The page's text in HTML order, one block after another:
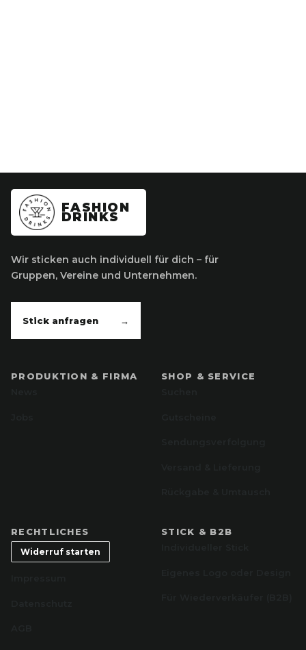
FASHION
DRINKS
Wir sticken auch individuell für dich – für
Gruppen, Vereine und Unternehmen.
Stick anfragen →
PRODUKTION & FIRMA
SHOP & SERVICE
RECHTLICHES
Widerruf starten
STICK & B2B